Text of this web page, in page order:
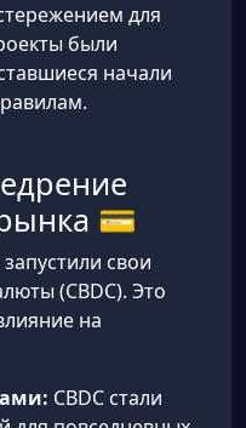
для
были
начали
💳
свои
(CBDC). Это
на
CBDC стали